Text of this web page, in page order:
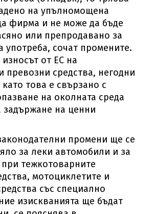
на упълномощена
фирма и не може да бъде
или препродавано за
употреба, сочат промените.
от ЕС на
превозни средства, негодни
това е свързано с
на околната среда
задържане на ценни
промени ще се
за леки автомобили и за
тежкотоварните
мотоциклетите и
със специално
изискванията ще бъдат